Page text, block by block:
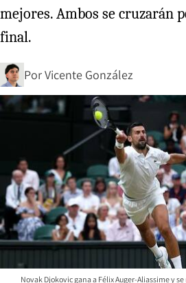
mejores. Ambos se cruzarán
final.
PorVicente González
Novak Djokovic gana a Félix Auger-Aliassime y